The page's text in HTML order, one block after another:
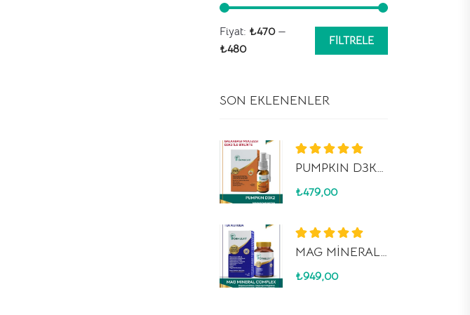
En
En
FILTRELE
Fiyat: ₺470—
₺480
SON EKLENENLER
5.00oy aldı PUMPKIN D3K2 SPREY
₺479,00
5 üzerinden
5.00oy aldı MAG MİNERAL COMPLEX
₺949,00